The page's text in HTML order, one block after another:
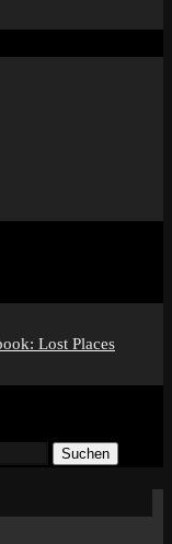
Lost Places
Suchen